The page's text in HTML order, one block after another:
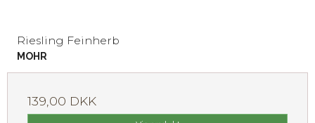
Riesling Feinherb
MOHR
139,00 DKK